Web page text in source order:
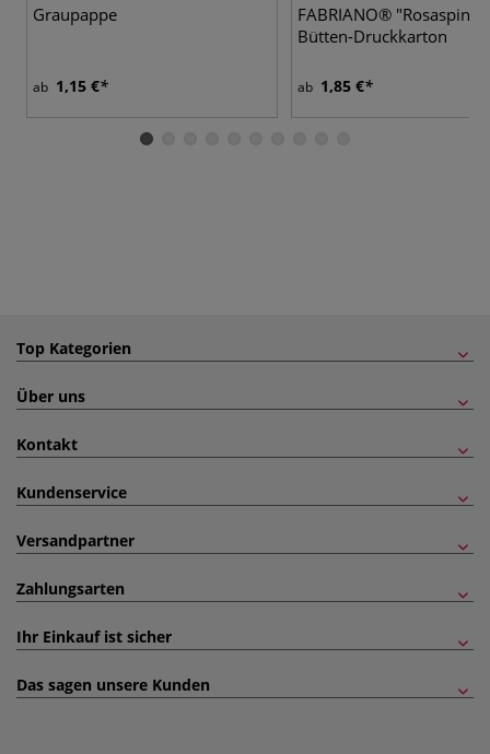
Graupappe
ab 1,15 €
FABRIANO® "Rosaspina"
Bütten-Druckkarton
ab 1,85 €
Top Kategorien
Über uns
Kontakt
Kundenservice
Versandpartner
Zahlungsarten
Ihr Einkauf ist sicher
Das sagen unsere Kunden